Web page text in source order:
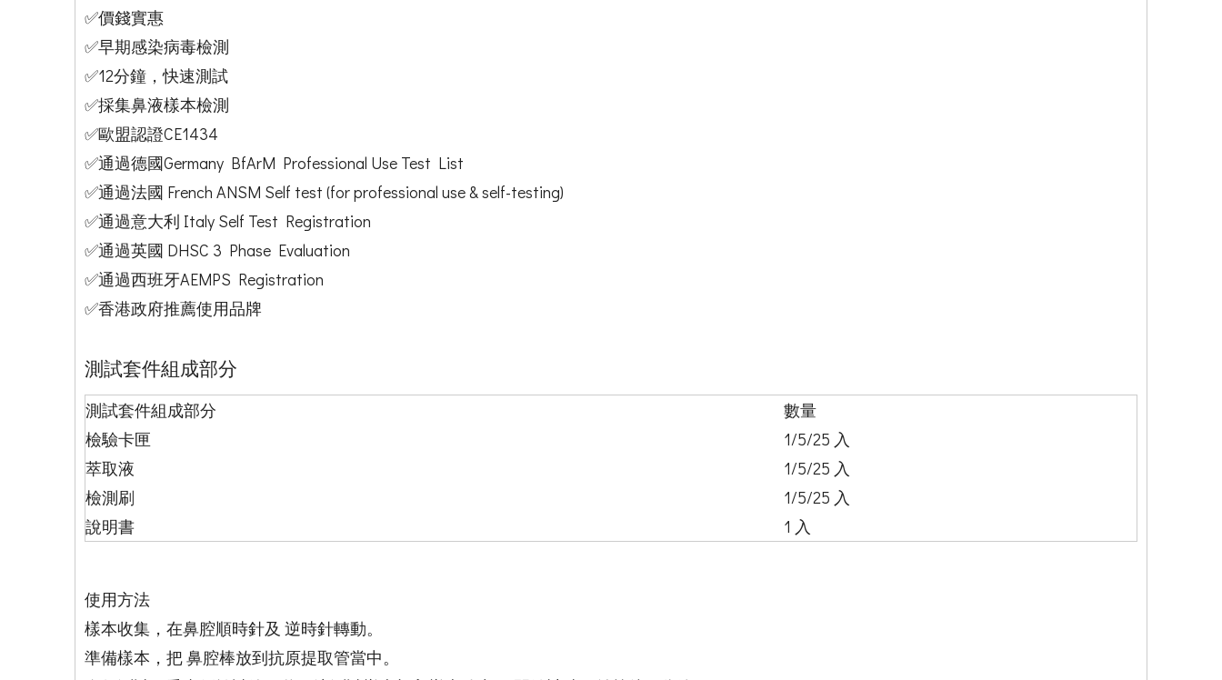
✅價錢實惠
✅早期感染病毒檢測
✅12分鐘，快速測試
✅採集鼻液樣本檢測
✅歐盟認證CE1434
✅通過德國Germany BfArM Professional Use Test List
✅通過法國 French ANSM Self test (for professional use & self-testing)
✅通過意大利 Italy Self Test Registration
✅通過英國 DHSC 3 Phase Evaluation
✅通過西班牙AEMPS Registration
✅香港政府推薦使用品牌
測試套件組成部分
測試套件組成部分
數量
檢驗卡匣
1/5/25 入
萃取液
1/5/25 入
檢測刷
1/5/25 入
說明書
1 入
使用方法
樣本收集，在鼻腔順時針及 逆時針轉動。
準備樣本，把 鼻腔棒放到抗原提取管當中。